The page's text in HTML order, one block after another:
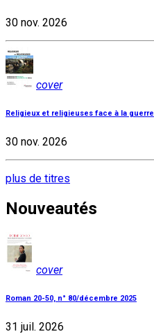
30 nov. 2026
cover
Religieux et religieuses face à la guerre
30 nov. 2026
plus de titres
Nouveautés
cover
Roman 20-50, n° 80/décembre 2025
31 juil. 2026